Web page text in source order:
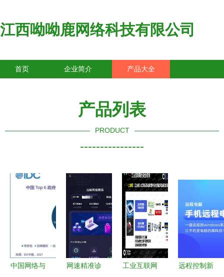
江西呦呦鹿网络科技有限公司
首页 企业简介 产品大全
产品列表
PRODUCT
----------------
中国网络与
网速精准诊
工业互联网
远程控制新